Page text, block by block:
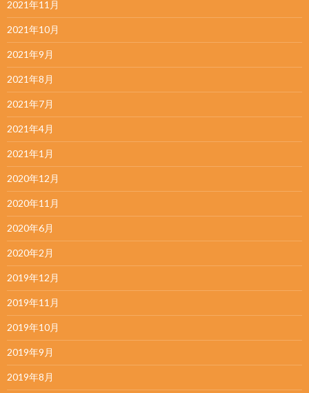
2021年11月
2021年10月
2021年9月
2021年8月
2021年7月
2021年4月
2021年1月
2020年12月
2020年11月
2020年6月
2020年2月
2019年12月
2019年11月
2019年10月
2019年9月
2019年8月